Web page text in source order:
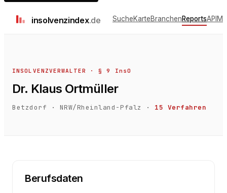
insolvenzindex.de SucheKarteBranchenReportsAPI
INSOLVENZVERWALTER · § 9 InsO
Dr. Klaus Ortmüller
Betzdorf · NRW/Rheinland-Pfalz · 15 Verfahren
Berufsdaten